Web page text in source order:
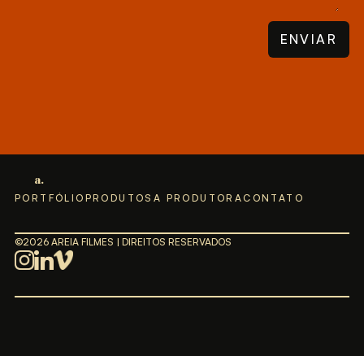
a.
PORTFÓLIO PRODUTOS A PRODUTORACONTATO
©2026 AREIA FILMES | DIREITOS RESERVADOS